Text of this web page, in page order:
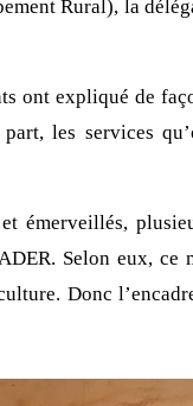
Rural), la
ont expliqué de
les services
émerveillés,
Selon eux, ce
Donc